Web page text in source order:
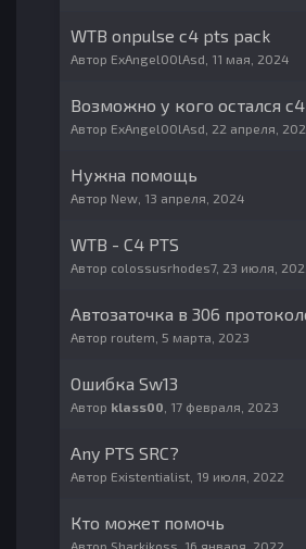
WTB onpulse c4 pts pack
Автор ExAngel00lAsd 11 мая, 2024
Возможно у кого остался
Автор ExAngel00lAsd 22 апреля,
Нужна помощь
Автор New 13 апреля, 2024
WTB - C4 PTS
Автор colossusrhodes7, 23 июля,
Автозаточка в 306
Автор routem 5 марта, 2023
Ошибка Sw13
Автор klass00 17 февраля, 2023
Any PTS SRC?
Автор Existentialist 19 июля, 2022
Кто может помочь
Автор Sharkikoss 16 января, 2022